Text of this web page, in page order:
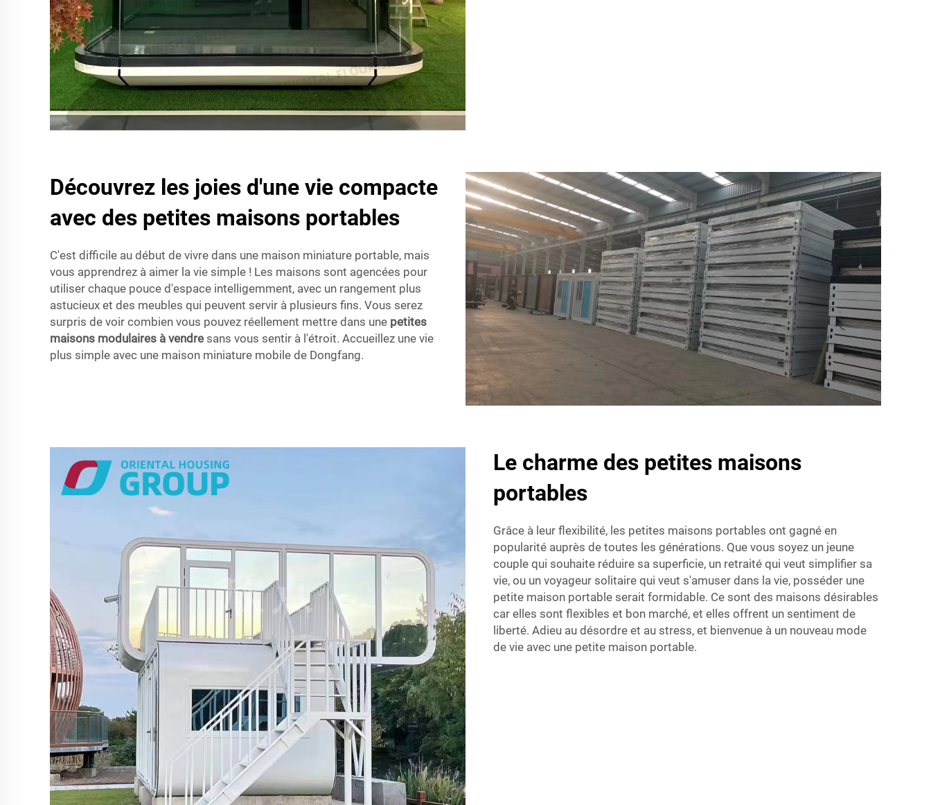
Découvrez les joies d'une vie compacte
avec des petites maisons portables
C'est difficile au début de vivre dans une maison miniature portable, mais
vous apprendrez à aimer la vie simple ! Les maisons sont agencées pour
utiliser chaque pouce d'espace intelligemment, avec un rangement plus
astucieux et des meubles qui peuvent servir à plusieurs fins. Vous serez
surpris de voir combien vous pouvez réellement mettre dans une petites
maisons modulaires à vendre sans vous sentir à l'étroit. Accueillez une vie
plus simple avec une maison miniature mobile de Dongfang.
Le charme des petites maisons
portables
Grâce à leur flexibilité, les petites maisons portables ont gagné en
popularité auprès de toutes les générations. Que vous soyez un jeune
couple qui souhaite réduire sa superficie, un retraité qui veut simplifier sa
vie, ou un voyageur solitaire qui veut s'amuser dans la vie, posséder une
petite maison portable serait formidable. Ce sont des maisons désirables
car elles sont flexibles et bon marché, et elles offrent un sentiment de
liberté. Adieu au désordre et au stress, et bienvenue à un nouveau mode
de vie avec une petite maison portable.